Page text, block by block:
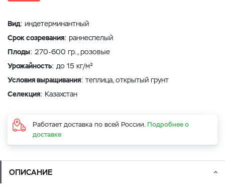
Вид: индетерминантный
Срок созревания: раннеспелый
Плоды: 270-600 гр., розовые
Урожайность: до 15 кг/м²
Условия выращивания: теплица, открытый грунт
Селекция: Казахстан
Работает доставка по всей России. Подробнее о
доставке
ОПИСАНИЕ